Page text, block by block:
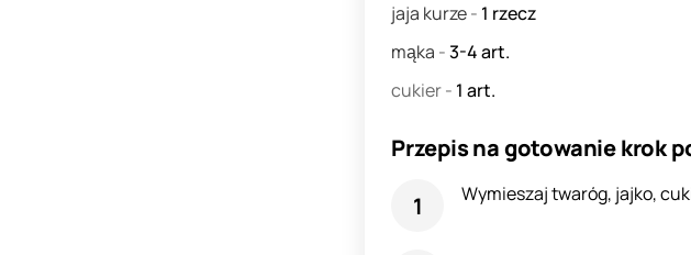
jaja kurze- 1 rzecz
mąka -3-4art.
cukier- 1 art.
Przepis na gotowanie krok
Wymieszaj twaróg, jajko,